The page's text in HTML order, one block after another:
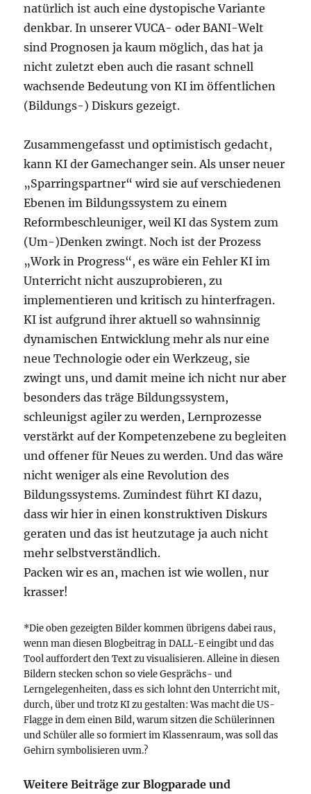
natürlich ist auch eine dystopische Variante
denkbar. In unserer VUCA- oder BANI-Welt
sind Prognosen ja kaum möglich, das hat ja
nicht zuletzt eben auch die rasant schnell
wachsende Bedeutung von KI im öffentlichen
(Bildungs-) Diskurs gezeigt.
Zusammengefasst und optimistisch gedacht,
kann KI der Gamechanger sein. Als unser neuer
„Sparringspartner“ wird sie auf verschiedenen
Ebenen im Bildungssystem zu einem
Reformbeschleuniger, weil KI das System zum
(Um-)Denken zwingt. Noch ist der Prozess
„Work in Progress“, es wäre ein Fehler KI im
Unterricht nicht auszuprobieren, zu
implementieren und kritisch zu hinterfragen.
KI ist aufgrund ihrer aktuell so wahnsinnig
dynamischen Entwicklung mehr als nur eine
neue Technologie oder ein Werkzeug, sie
zwingt uns, und damit meine ich nicht nur aber
besonders das träge Bildungssystem,
schleunigst agiler zu werden, Lernprozesse
verstärkt auf der Kompetenzebene zu begleiten
und offener für Neues zu werden. Und das wäre
nicht weniger als eine Revolution des
Bildungssystems. Zumindest führt KI dazu,
dass wir hier in einen konstruktiven Diskurs
geraten und das ist heutzutage ja auch nicht
mehr selbstverständlich.
Packen wir es an, machen ist wie wollen, nur
krasser!
*Die oben gezeigten Bilder kommen übrigens dabei raus,
wenn man diesen Blogbeitrag in DALL-E eingibt und das
Tool auffordert den Text zu visualisieren. Alleine in diesen
Bildern stecken schon so viele Gesprächs- und
Lerngelegenheiten, dass es sich lohnt den Unterricht mit,
durch, über und trotz KI zu gestalten: Was macht die US-
Flagge in dem einen Bild, warum sitzen die Schülerinnen
und Schüler alle so formiert im Klassenraum, was soll das
Gehirn symbolisieren uvm.?
Weitere Beiträge zur Blogparade und